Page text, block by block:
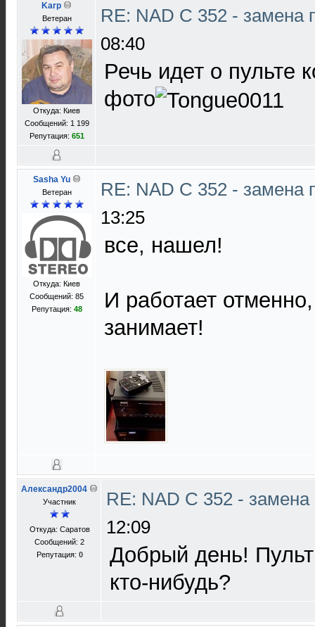
Karp
Ветеран
Откуда: Киев
Сообщений: 1 199
Репутация: 651
RE: NAD C 352 - замена
08:40
Речь идет о пульте
фото
Sasha Yu
Ветеран
Откуда: Киев
Сообщений: 85
Репутация: 48
RE: NAD C 352 - замена
13:25
все, нашел!
И работает
занимает!
Александр2004
Участник
Откуда: Саратов
Сообщений: 2
Репутация: 0
RE: NAD C 352 - замена
12:09
Добрый день!
кто-нибудь?